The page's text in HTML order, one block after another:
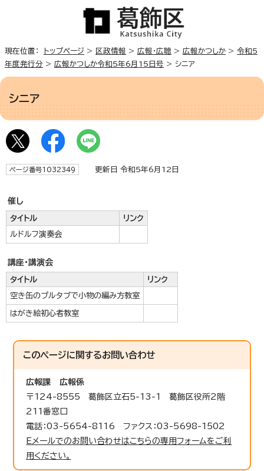
現在位置： トップページ > 区政情報 > 広報・広聴 > 広報かつしか > 令和5
年度発行分 > 広報かつしか令和5年6月15日号 > シニア
シニア
ページ番号1032349 更新日 令和5年6月12日
催し
タイトル
リンク
ルドルフ演奏会
講座・講演会
タイトル
リンク
空き缶のプルタブで小物の編み方教室
はがき絵初心者教室
このページに関するお問い合わせ
広報課
広報係
〒124-8555 葛飾区立石5-13-1 葛飾区役所2階
211番窓口
電話：03-5654-8116 ファクス：03-5698-1502
Eメールでのお問い合わせはこちらの専用フォームをご利
用ください。